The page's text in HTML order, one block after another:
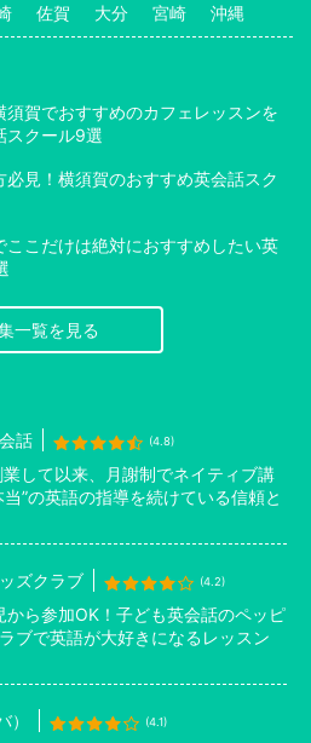
佐賀 大分 宮崎 沖縄
須賀でおすすめのカフェレッスンを
スクール9選
必見！横須賀のおすすめ英会話スク
ここだけは絶対におすすめしたい英
一覧を見る
話 (4.8)
して以来、月謝制でネイティブ講
当”の英語の指導を続けている信頼と
ズクラブ (4.2)
から参加OK！子ども英会話のペッピ
ブで英語が大好きになるレッスン
） (4.1)